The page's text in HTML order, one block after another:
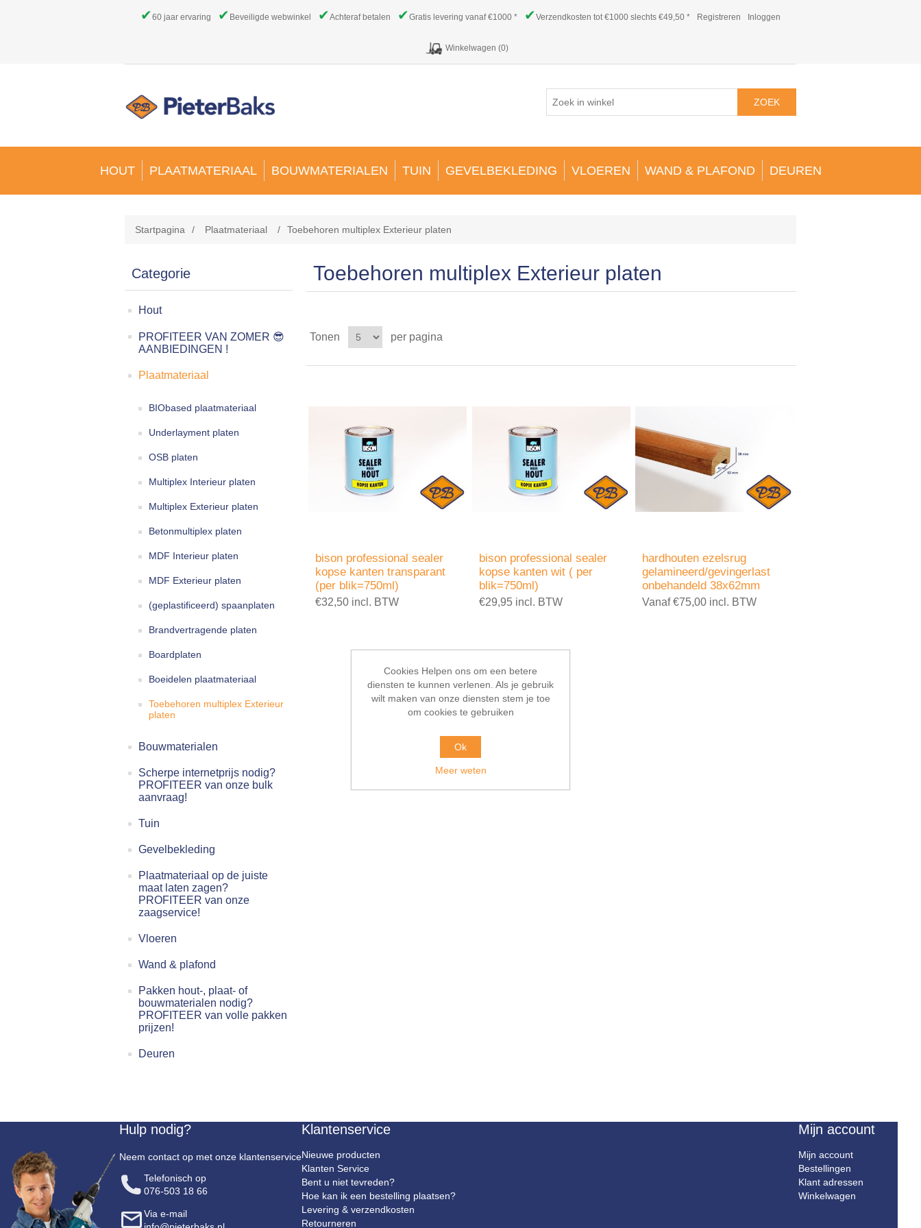
✔60 jaar ervaring ✔ Beveiligde webwinkel ✔Achteraf betalen ✔Gratis levering vanaf €1000 * ✔Verzendkosten tot €1000 slechts €49,50 * Registreren Inloggen
Winkelwagen (0)
ZOEK
HOUT PLAATMATERIAAL BOUWMATERIALEN TUIN GEVELBEKLEDING VLOEREN WAND & PLAFOND DEUREN
Startpagina / Plaatmateriaal / Toebehoren multiplex Exterieur platen
Categorie
Hout
PROFITEER VAN ZOMER 😎
AANBIEDINGEN !
Plaatmateriaal
BIObased plaatmateriaal
Underlayment platen
OSB platen
Multiplex Interieur platen
Multiplex Exterieur platen
Betonmultiplex platen
MDF Interieur platen
MDF Exterieur platen
(geplastificeerd) spaanplaten
Brandvertragende platen
Boardplaten
Boeidelen plaatmateriaal
Toebehoren multiplex Exterieur
platen
Bouwmaterialen
Scherpe internetprijs nodig?
PROFITEER van onze bulk
aanvraag!
Tuin
Gevelbekleding
Plaatmateriaal op de juiste
maat laten zagen?
PROFITEER van onze
zaagservice!
Vloeren
Wand & plafond
Pakken hout-, plaat- of
bouwmaterialen nodig?
PROFITEER van volle pakken
prijzen!
Deuren
Toebehoren multiplex Exterieur platen
Tonen per pagina
bison professional sealer
kopse kanten transparant
(per blik=750ml)
€32,50 incl. BTW
bison professional sealer
kopse kanten wit ( per
blik=750ml)
€29,95 incl. BTW
hardhouten ezelsrug
gelamineerd/gevingerlast
onbehandeld 38x62mm
Vanaf €75,00 incl. BTW
Hulp nodig?
Neem contact op met onze klantenservice
Telefonisch op
076-503 18 66
Via e-mail
Klantenservice
Nieuwe producten
Klanten Service
Bent u niet tevreden?
Hoe kan ik een bestelling plaatsen?
Levering & verzendkosten
Retourneren
Mijn account
Mijn account
Bestellingen
Klant adressen
Winkelwagen
Cookies Helpen ons om een betere
diensten te kunnen verlenen. Als je gebruik
wilt maken van onze diensten stem je toe
om cookies te gebruiken
Ok
Meer weten